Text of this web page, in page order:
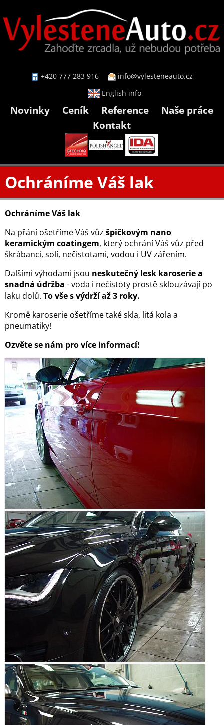
+420 777 283 916
info@vylesteneauto.cz
English info
Novinky Ceník Reference
Naše práce
Kontakt
Ochráníme Váš lak
Ochráníme Váš lak
Na přání ošetříme Váš vůz špičkovým nano
keramickým coatingem, který ochrání Váš vůz před
škrábanci, solí, nečistotami, vodou i UV zářením.
Dalšími výhodami jsou neskutečný lesk karoserie a
snadná údržba - voda i nečistoty prostě sklouzávají po
laku dolů. To vše s výdrží až 3 roky.
Kromě karoserie ošetříme také skla, litá kola a
pneumatiky!
Ozvěte se nám pro více informací!